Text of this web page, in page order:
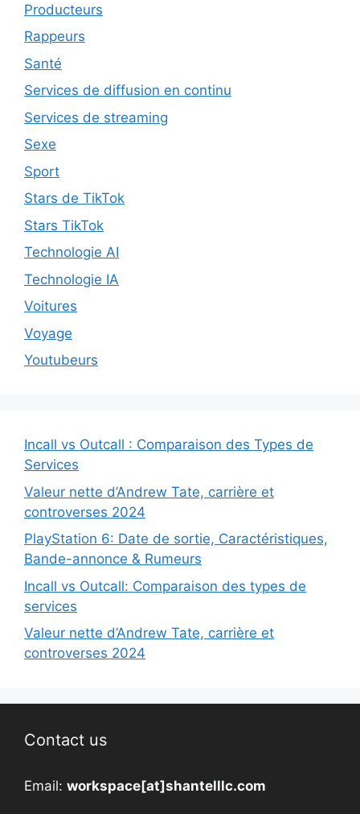
Producteurs
Rappeurs
Santé
Services de diffusion en continu
Services de streaming
Sexe
Sport
Stars de TikTok
Stars TikTok
Technologie AI
Technologie IA
Voitures
Voyage
Youtubeurs
Incall vs Outcall : Comparaison des Types de
Services
Valeur nette d’Andrew Tate, carrière et
controverses 2024
PlayStation 6: Date de sortie, Caractéristiques,
Bande-annonce & Rumeurs
Incall vs Outcall: Comparaison des types de
services
Valeur nette d’Andrew Tate, carrière et
controverses 2024
Contact us
Email: workspace[at]shantelllc.com